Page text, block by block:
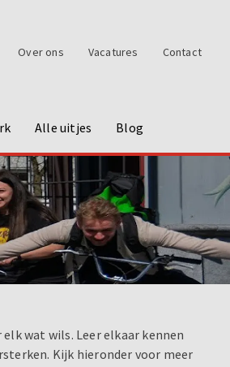
Over ons Vacatures Contact
Alle uitjes Blog
wat wils. Leer elkaar kennen
Kijk hieronder voor meer